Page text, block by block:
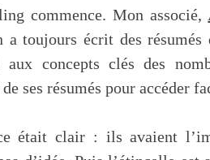
commence. Mon associé,
a toujours écrit des résumés
aux concepts clés des
ses résumés pour accéder
était clair : ils avaient